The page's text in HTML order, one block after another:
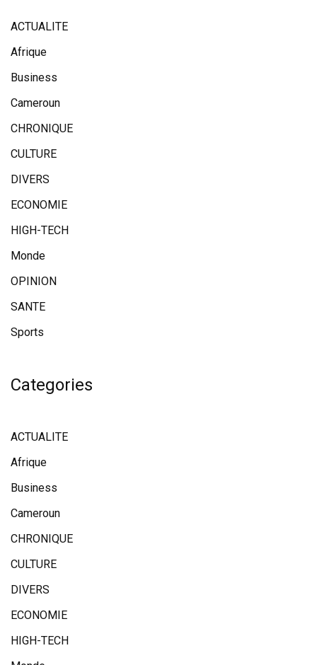
ACTUALITE
Afrique
Business
Cameroun
CHRONIQUE
CULTURE
DIVERS
ECONOMIE
HIGH-TECH
Monde
OPINION
SANTE
Sports
Categories
ACTUALITE
Afrique
Business
Cameroun
CHRONIQUE
CULTURE
DIVERS
ECONOMIE
HIGH-TECH